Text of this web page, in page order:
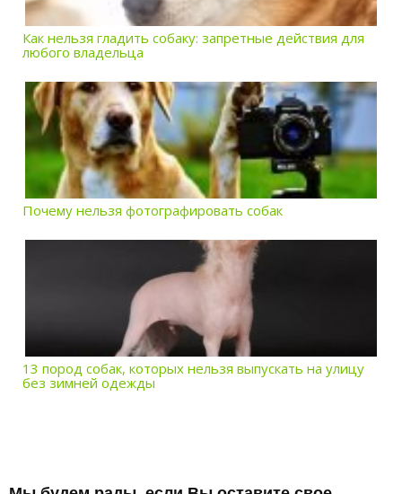
Как нельзя гладить собаку: запретные действия для
любого владельца
Почему нельзя фотографировать собак
13 пород собак, которых нельзя выпускать на улицу
без зимней одежды